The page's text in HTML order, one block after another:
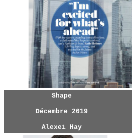
Shape
Décembre 2019
Alexei Hay